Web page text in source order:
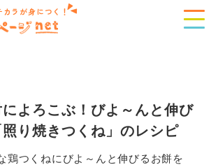
カラが身につく！
よろこぶ！びよ～んと伸び
り焼きつくね」のレシピ
鶏つくねにびよ～んと伸びるお餅を